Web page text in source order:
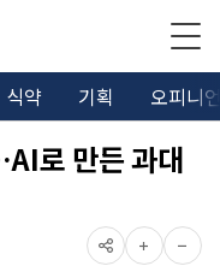
식약 기획 오피니
로 만든 과대